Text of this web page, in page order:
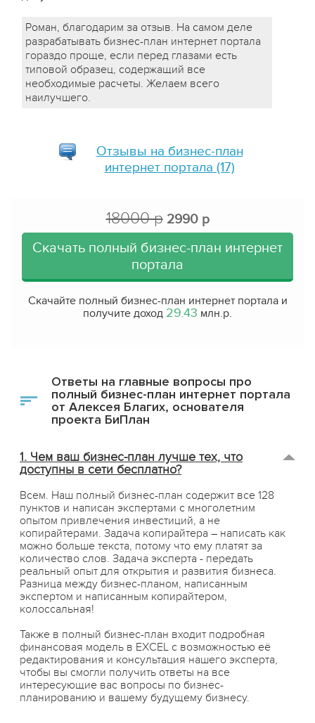
Роман, благодарим за отзыв. На самом деле
разрабатывать бизнес-план интернет портала
гораздо проще, если перед глазами есть
типовой образец, содержащий все
необходимые расчеты. Желаем всего
наилучшего.
Отзывы на бизнес-план
интернет портала (17)
18000 р 2990 р
Скачать полный бизнес-план интернет
портала
Скачайте полный бизнес-план интернет портала и
получите доход 29.43 млн.р.
Ответы на главные вопросы про
полный бизнес-план интернет портала
от Алексея Благих, основателя
проекта БиПлан
1. Чем ваш бизнес-план лучше тех, что
доступны в сети бесплатно?
Всем. Наш полный бизнес-план содержит все 128
пунктов и написан экспертами с многолетним
опытом привлечения инвестиций, а не
копирайтерами. Задача копирайтера – написать как
можно больше текста, потому что ему платят за
количество слов. Задача эксперта - передать
реальный опыт для открытия и развития бизнеса.
Разница между бизнес-планом, написанным
экспертом и написанным копирайтером,
колоссальная!
Также в полный бизнес-план входит подробная
финансовая модель в EXCEL с возможностью её
редактирования и консультация нашего эксперта,
чтобы вы смогли получить ответы на все
интересующие вас вопросы по бизнес-
планированию и вашему будущему бизнесу.